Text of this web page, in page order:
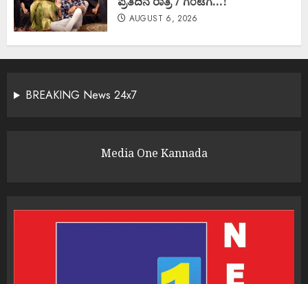
AUGUST 6, 2026
BREAKING News 24x7
Media One Kannada